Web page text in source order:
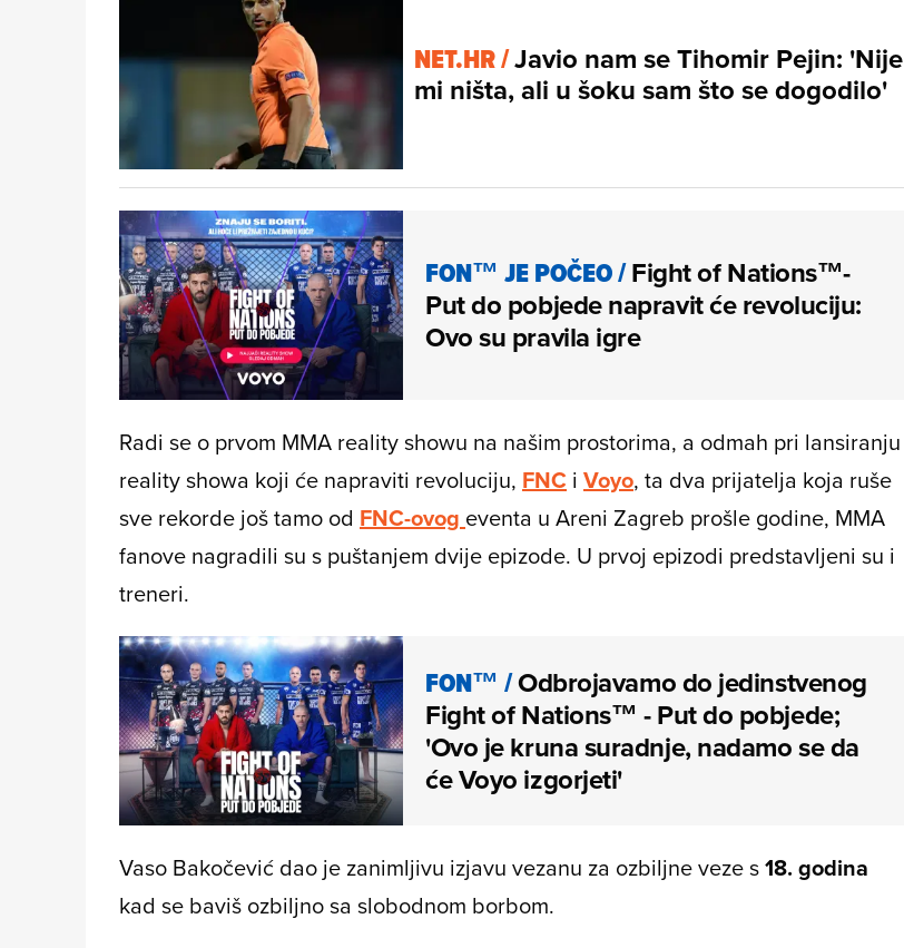
NET.HR /Javio nam se Tihomir Pejin: 'Nije
mi ništa, ali u šoku sam što se dogodilo'
FON™ JE POČEO/Fight of Nations™-
Put do pobjede napravit će revoluciju:
Ovo su pravila igre
Radi se o prvom MMA reality showu na našim prostorima, a odmah pri lansiranju
reality showa koji će napraviti revoluciju, FNC i Voyo, ta dva prijatelja koja ruše
sve rekorde još tamo od FNC-ovog eventa u Areni Zagreb prošle godine, MMA
fanove nagradili su s puštanjem dvije epizode. U prvoj epizodi predstavljeni su i
treneri.
FON™ /Odbrojavamo do jedinstvenog
Fight of Nations™ - Put do pobjede;
'Ovo je kruna suradnje, nadamo se da
će Voyo izgorjeti'
Vaso Bakočević dao je zanimljivu izjavu vezanu za ozbiljne veze s18. godina
kad se baviš ozbiljno sa slobodnom borbom.